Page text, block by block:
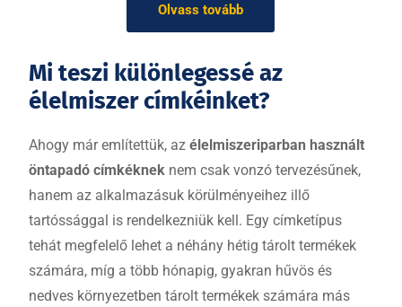
Olvass tovább
Mi teszi különlegessé az
élelmiszer címkéinket?
Ahogy már említettük, azélelmiszeriparban használt
öntapadó címkéknek nem csak vonzó tervezésűnek,
hanem az alkalmazásuk körülményeihez illő
tartóssággal is rendelkezniük kell. Egy címketípus
tehát megfelelő lehet a néhány hétig tárolt termékek
számára, míg a több hónapig, gyakran hűvös és
nedves környezetben tárolt termékek számára más